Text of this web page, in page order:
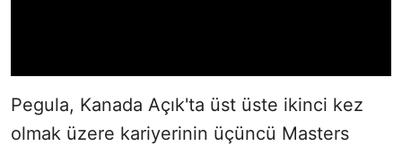
Pegula, Kanada Açık'ta üst üste ikinci kez
olmak üzere kariyerinin üçüncü Masters